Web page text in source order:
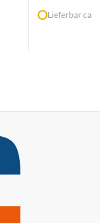
Lieferbar ca.